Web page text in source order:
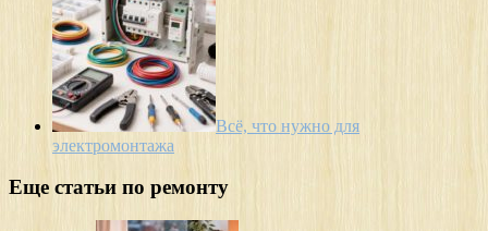
Всё, что нужно для
электромонтажа
Еще статьи по ремонту